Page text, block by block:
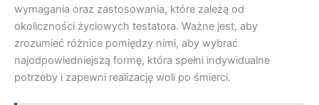
wymagania oraz zastosowania, które zależą od
okoliczności życiowych testatora. Ważne jest, aby
zrozumieć różnice pomiędzy nimi, aby wybrać
najodpowiedniejszą formę, która spełni indywidualne
potrzeby i zapewni realizację woli po śmierci.